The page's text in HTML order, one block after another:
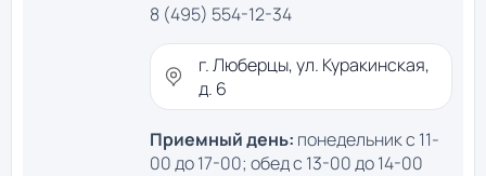
8 (495) 554-12-34
г. Люберцы, ул. Куракинская,
д. 6
Приемный день: понедельник с 11-
00 до 17-00; обед с 13-00 до 14-00